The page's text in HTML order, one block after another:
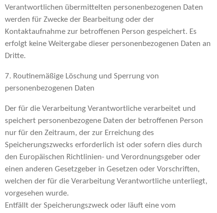
Verantwortlichen übermittelten personenbezogenen Daten
werden für Zwecke der Bearbeitung oder der
Kontaktaufnahme zur betroffenen Person gespeichert. Es
erfolgt keine Weitergabe dieser personenbezogenen Daten an
Dritte.
7. Routinemäßige Löschung und Sperrung von
personenbezogenen Daten
Der für die Verarbeitung Verantwortliche verarbeitet und
speichert personenbezogene Daten der betroffenen Person
nur für den Zeitraum, der zur Erreichung des
Speicherungszwecks erforderlich ist oder sofern dies durch
den Europäischen Richtlinien- und Verordnungsgeber oder
einen anderen Gesetzgeber in Gesetzen oder Vorschriften,
welchen der für die Verarbeitung Verantwortliche unterliegt,
vorgesehen wurde.
Entfällt der Speicherungszweck oder läuft eine vom